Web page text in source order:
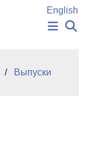
English
Выпуски